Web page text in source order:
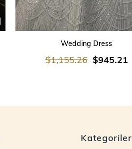
Wedding Dress
$945.21
$1,155.26
Kategoriler